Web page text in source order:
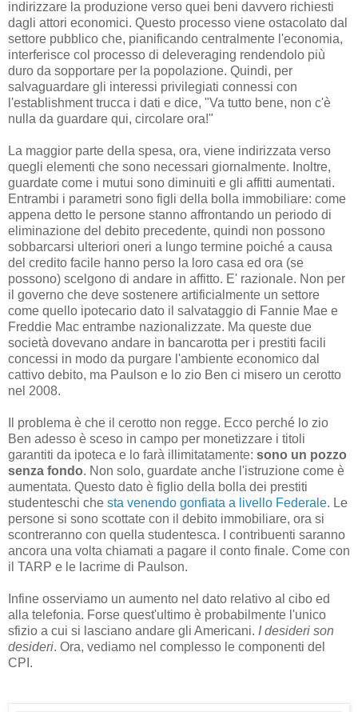
indirizzare la produzione verso quei beni davvero richiesti
dagli attori economici. Questo processo viene ostacolato dal
settore pubblico che, pianificando centralmente l'economia,
interferisce col processo di deleveraging rendendolo più
duro da sopportare per la popolazione. Quindi, per
salvaguardare gli interessi privilegiati connessi con
l'establishment trucca i dati e dice, "Va tutto bene, non c'è
nulla da guardare qui, circolare ora!"
La maggior parte della spesa, ora, viene indirizzata verso
quegli elementi che sono necessari giornalmente. Inoltre,
guardate come i mutui sono diminuiti e gli affitti aumentati.
Entrambi i parametri sono figli della bolla immobiliare: come
appena detto le persone stanno affrontando un periodo di
eliminazione del debito precedente, quindi non possono
sobbarcarsi ulteriori oneri a lungo termine poiché a causa
del credito facile hanno perso la loro casa ed ora (se
possono) scelgono di andare in affitto. E' razionale. Non per
il governo che deve sostenere artificialmente un settore
come quello ipotecario dato il salvataggio di Fannie Mae e
Freddie Mac entrambe nazionalizzate. Ma queste due
società dovevano andare in bancarotta per i prestiti facili
concessi in modo da purgare l'ambiente economico dal
cattivo debito, ma Paulson e lo zio Ben ci misero un cerotto
nel 2008.
Il problema è che il cerotto non regge. Ecco perché lo zio
Ben adesso è sceso in campo per monetizzare i titoli
garantiti da ipoteca e lo farà illimitatamente: sono un pozzo
senza fondo. Non solo, guardate anche l'istruzione come è
aumentata. Questo dato è figlio della bolla dei prestiti
studenteschi che sta venendo gonfiata a livello Federale. Le
persone si sono scottate con il debito immobiliare, ora si
scontreranno con quella studentesca. I contribuenti saranno
ancora una volta chiamati a pagare il conto finale. Come con
il TARP e le lacrime di Paulson.
Infine osserviamo un aumento nel dato relativo al cibo ed
alla telefonia. Forse quest'ultimo è probabilmente l'unico
sfizio a cui si lasciano andare gli Americani. I desideri son
desideri. Ora, vediamo nel complesso le componenti del
CPI.